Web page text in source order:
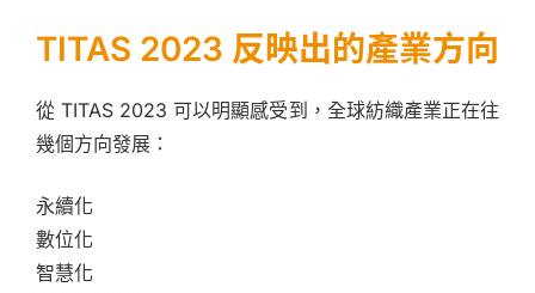
TITAS 2023 反映出的產業方向
從 TITAS 2023 可以明顯感受到，全球紡織產業正在往
幾個方向發展：
永續化
數位化
智慧化